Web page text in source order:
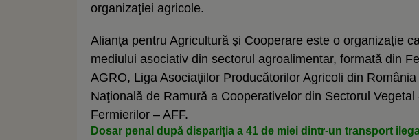
organizaţiei agricole.
Alianţa pentru Agricultură şi Cooperare este o organizaţie
mediului asociativ din sectorul agroalimentar, formată din
AGRO, Liga Asociaţiilor Producătorilor Agricoli din
Naţională de Ramură a Cooperativelor din Sectorul
Fermierilor – AFF.
Dosar penal după dispariția a 41 de miei dintr-un transport